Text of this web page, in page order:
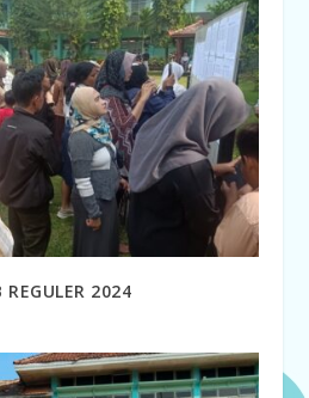
2024